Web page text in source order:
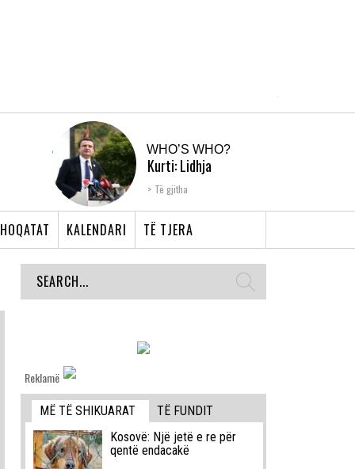
WHO’S WHO?
Kurti: Lidhja
Shqiptare e Prizrenit,
Të gjitha
KALENDARI TË TJERA
Reklamë
MË TË SHIKUARAT
TË FUNDIT
Kosovë: Një jetë e re për
qentë endacakë